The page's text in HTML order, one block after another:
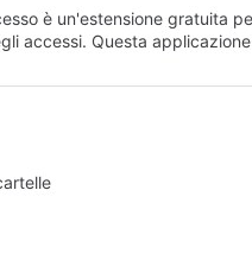
è un'estensione gratuita
accessi. Questa